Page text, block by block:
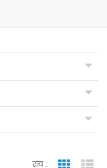
राय :